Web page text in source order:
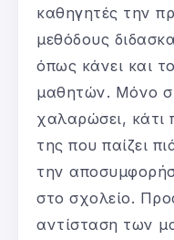
καθηγητές την
μεθόδους
όπως κάνει και
μαθητών. Μόνο
χαλαρώσει, κάτι
της που παίζει
την
στο σχολείο.
αντίσταση των